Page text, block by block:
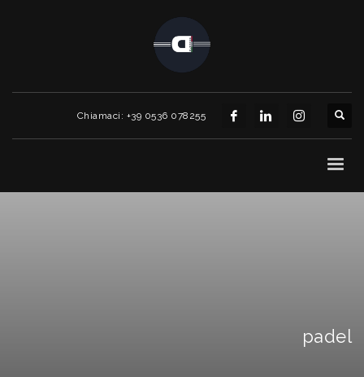
Chiamaci: +39 0536 078255
padel